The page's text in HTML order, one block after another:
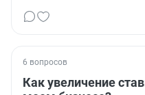
6 вопросов
Как увеличение